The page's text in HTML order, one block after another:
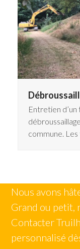
Entretien d’un
commune.
Nous avons
Grand ou petit,
Contacter
personnalisé